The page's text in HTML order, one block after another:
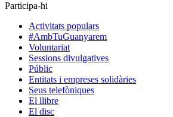
Participa-hi
Activitats populars
#AmbTuGuanyarem
Voluntariat
Sessions divulgatives
Públic
Entitats i empreses solidàries
Seus telefòniques
El llibre
El disc